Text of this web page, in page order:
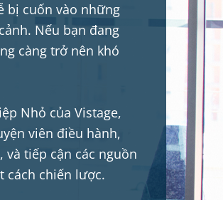
bị cuốn vào những
Nếu bạn đang
càng trở nên khó
Nhỏ của Vistage,
viên điều hành,
và tiếp cận các nguồn
cách chiến lược.